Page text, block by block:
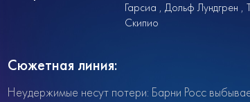
Гарсиа
Дольф Лундгрен
Скипио
Сюжетная линия:
Неудержимые несут потери: Барни Росс